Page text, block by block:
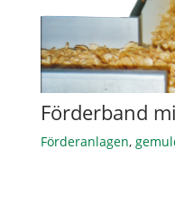
Förderband
Förderanlagen,